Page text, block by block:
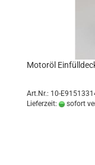
Motoröl
Art.Nr.: 10-
Lieferzeit:
sofort